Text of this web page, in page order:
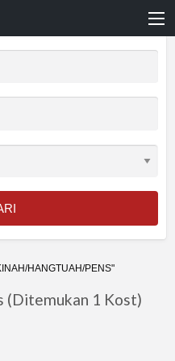
HANGTUAH/PENS"
(Ditemukan 1 Kost)